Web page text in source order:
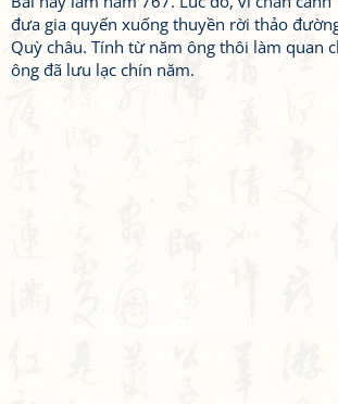
đưa gia quyến xuống thuyền rời thảo
Quỳ châu. Tính từ năm ông thôi làm quan
ông đã lưu lạc chín năm.